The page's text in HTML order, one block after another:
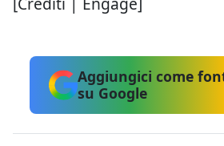
Aggiungici come
su Google